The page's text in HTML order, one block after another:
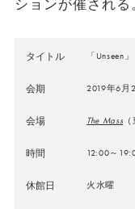
ションが催される
タイトル 「Unseen」
会期 2019年6月
会場 The Mass
時間 12:00～
休館日 火水曜